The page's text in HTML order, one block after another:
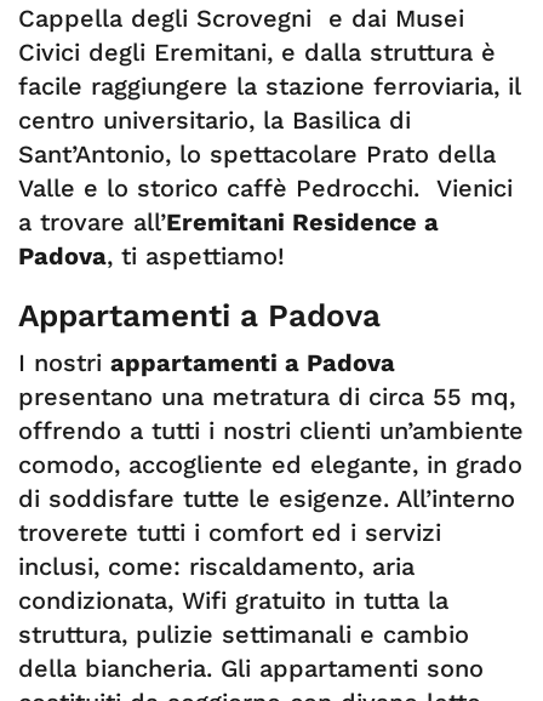
Cappella degli Scrovegni e dai Musei
Civici degli Eremitani, e dalla struttura è
facile raggiungere la stazione ferroviaria, il
centro universitario, la Basilica di
Sant’Antonio, lo spettacolare Prato della
Valle e lo storico caffè Pedrocchi. Vienici
a trovare all’Eremitani Residence a
Padova, ti aspettiamo!
Appartamenti a Padova
I nostri appartamenti a Padova
presentano una metratura di circa 55 mq,
offrendo a tutti i nostri clienti un’ambiente
comodo, accogliente ed elegante, in grado
di soddisfare tutte le esigenze. All’interno
troverete tutti i comfort ed i servizi
inclusi, come: riscaldamento, aria
condizionata, Wifi gratuito in tutta la
struttura, pulizie settimanali e cambio
della biancheria. Gli appartamenti sono